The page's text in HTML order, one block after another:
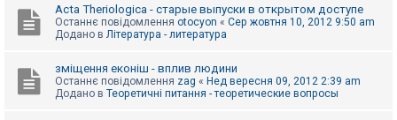
Acta Theriologica - старые выпуски в открытом доступе
Останнє повідомлення otocyon « Сер жовтня 10, 2012 9:50 am
Додано в Література - литература
зміщення еконіш - вплив людини
Останнє повідомлення zag « Нед вересня 09, 2012 2:39 am
Додано в Теоретичні питання - теоретические вопросы